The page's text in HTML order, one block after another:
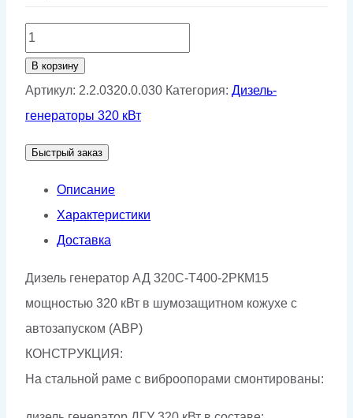
Количество
товара
Дизель
генераторная
АД-320С-
Т400-
2РКМ15
В корзину
Артикул: 2.2.0320.0.030 Категория: Дизель-
генераторы 320 кВт
Быстрый заказ
Описание
Характеристики
Доставка
Дизель генератор АД 320С-Т400-2РКМ15
мощностью 320 кВт в шумозащитном кожухе с
автозапуском (АВР)
КОНСТРУКЦИЯ:
На стальной раме с виброопорами смонтированы: